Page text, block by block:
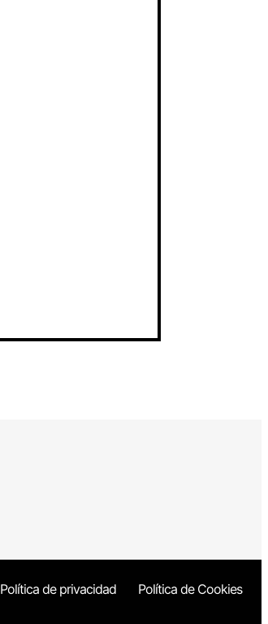
Política de privacidad Política de Cookies